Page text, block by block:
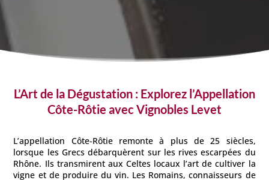
L’Art de la Dégustation : Explorez l’Appellation
Côte-Rôtie avec Vignobles Levet
L’appellation Côte-Rôtie remonte à plus de 25 siècles,
lorsque les Grecs débarquèrent sur les rives escarpées du
Rhône. Ils transmirent aux Celtes locaux l’art de cultiver la
vigne et de produire du vin. Les Romains, connaisseurs de